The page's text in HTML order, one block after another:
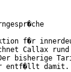
f�r
Callax rund
bisherige
entf�llt damit.